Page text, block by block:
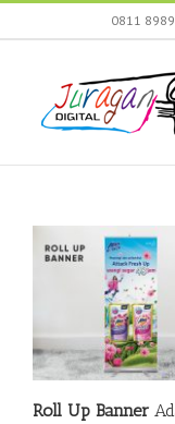
Skip
0811
Roll Up Banner